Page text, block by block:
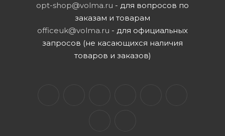
opt-shop@volma.ru - для вопросов по
заказам и товарам
officeuk@volma.ru - для официальных
запросов (не касающихся наличия
товаров и заказов)